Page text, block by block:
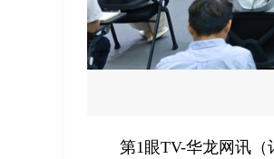
第1眼TV-华龙网讯